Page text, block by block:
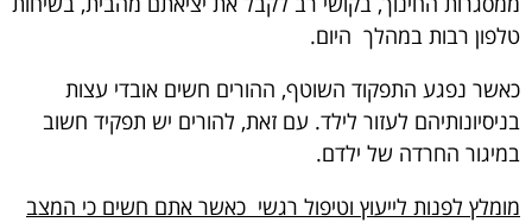
טלפון רבות במהלך היום.
כאשר נפגע התפקוד השוטף, ההורים חשים אובדי עצות
בניסיונותיהם לעזור לילד. עם זאת, להורים יש תפקיד חשוב
במיגור החרדה של ילדם.
מומלץ לפנות לייעוץ וטיפול רגשי כאשר אתם חשים כי המצב